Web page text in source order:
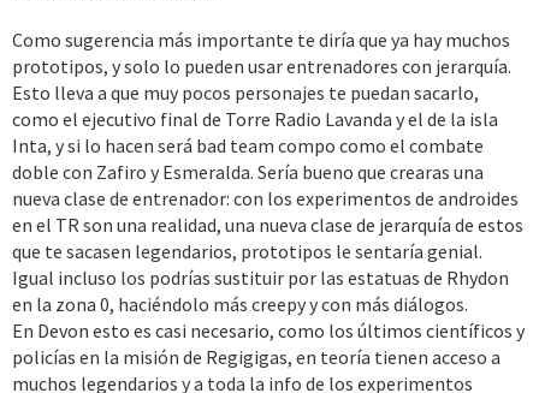
Como sugerencia más importante te diría que ya hay muchos
prototipos, y solo lo pueden usar entrenadores con jerarquía.
Esto lleva a que muy pocos personajes te puedan sacarlo,
como el ejecutivo final de Torre Radio Lavanda y el de la isla
Inta, y si lo hacen será bad team compo como el combate
doble con Zafiro y Esmeralda. Sería bueno que crearas una
nueva clase de entrenador: con los experimentos de androides
en el TR son una realidad, una nueva clase de jerarquía de estos
que te sacasen legendarios, prototipos le sentaría genial.
Igual incluso los podrías sustituir por las estatuas de Rhydon
en la zona 0, haciéndolo más creepy y con más diálogos.
En Devon esto es casi necesario, como los últimos científicos y
policías en la misión de Regigigas, en teoría tienen acceso a
muchos legendarios y a toda la info de los experimentos